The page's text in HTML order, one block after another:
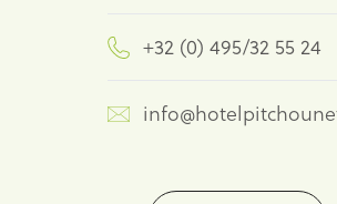
+32 (0) 495/32 55 24